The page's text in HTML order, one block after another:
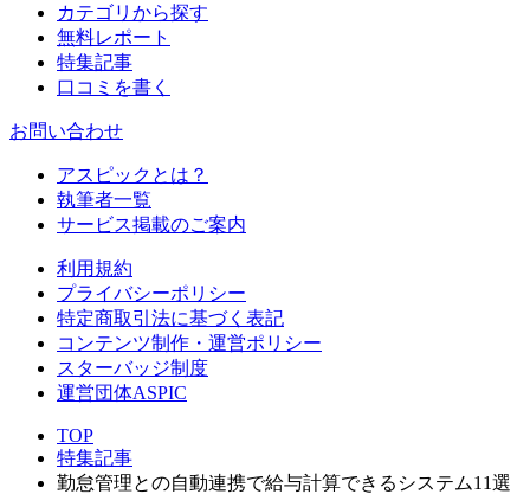
カテゴリから探す
無料レポート
特集記事
口コミを書く
お問い合わせ
アスピックとは？
執筆者一覧
サービス掲載のご案内
利用規約
プライバシーポリシー
特定商取引法に基づく表記
コンテンツ制作・運営ポリシー
スターバッジ制度
運営団体ASPIC
TOP
特集記事
勤怠管理との自動連携で給与計算できるシステム11選